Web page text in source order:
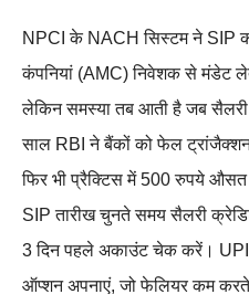
NPCI के NACH सिस्टम ने SIP
कंपनियां (AMC) निवेशक से मंडेट
लेकिन समस्या तब आती है जब सैलरी
साल RBI ने बैंकों को फेल ट्रांजैक्शन
फिर भी प्रैक्टिस में 500 रुपये औसत
SIP तारीख चुनते समय सैलरी
3 दिन पहले अकाउंट चेक करें।
ऑप्शन अपनाएं, जो फेलियर कम